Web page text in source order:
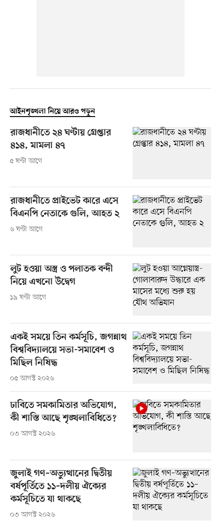
আইনশৃঙ্খলা নিয়ে আরও পড়ুন
রাজধানীতে ২৪ ঘণ্টায় গ্রেপ্তার
৪১৪, মামলা ৪৭
৫ ঘণ্টা আগে
রাজধানীতে প্রাইভেট কারে এসে
বিএনপি নেতাকে গুলি, আহত ২
৬ ঘণ্টা আগে
লুট হওয়া অস্ত্র ও পলাতক বন্দী
নিয়ে এখনো উদ্বেগ
১৯ ঘণ্টা আগে
একই সময়ে তিন কর্মসূচি, জগন্নাথ
বিশ্ববিদ্যালয়ে সভা-সমাবেশ ও
মিছিল নিষিদ্ধ
০৫ আগস্ট ২০২৬
ঢাবিতে সমকামিতার অভিযোগ,
কী শাস্তি আছে শৃঙ্খলাবিধিতে?
০৩ আগস্ট ২০২৬
জুলাই গণ–অভ্যুত্থানের দ্বিতীয়
বর্ষপূর্তিতে ১১–দলীয় ঐক্যের
কর্মসূচিতে যা থাকছে
০৩ আগস্ট ২০২৬